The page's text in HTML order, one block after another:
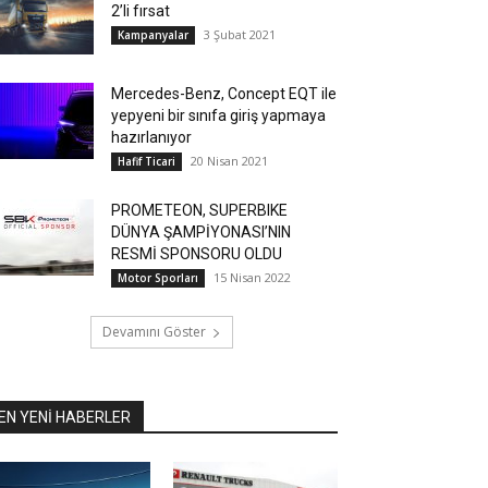
2’li fırsat
Kampanyalar 3 Şubat 2021
Mercedes-Benz, Concept EQT ile
yepyeni bir sınıfa giriş yapmaya
hazırlanıyor
Hafif Ticari 20 Nisan 2021
PROMETEON, SUPERBIKE
DÜNYA ŞAMPİYONASI’NIN
RESMİ SPONSORU OLDU
Motor Sporları 15 Nisan 2022
Devamını Göster
YENİ HABERLER